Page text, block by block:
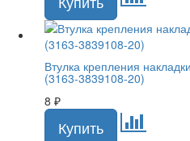
Втулка крепления
(3163-3839108-20)
8 ₽